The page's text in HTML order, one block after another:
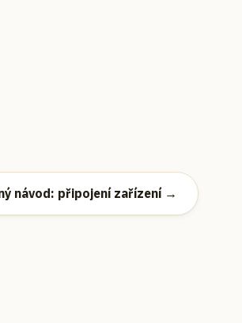
návod: připojení zařízení →